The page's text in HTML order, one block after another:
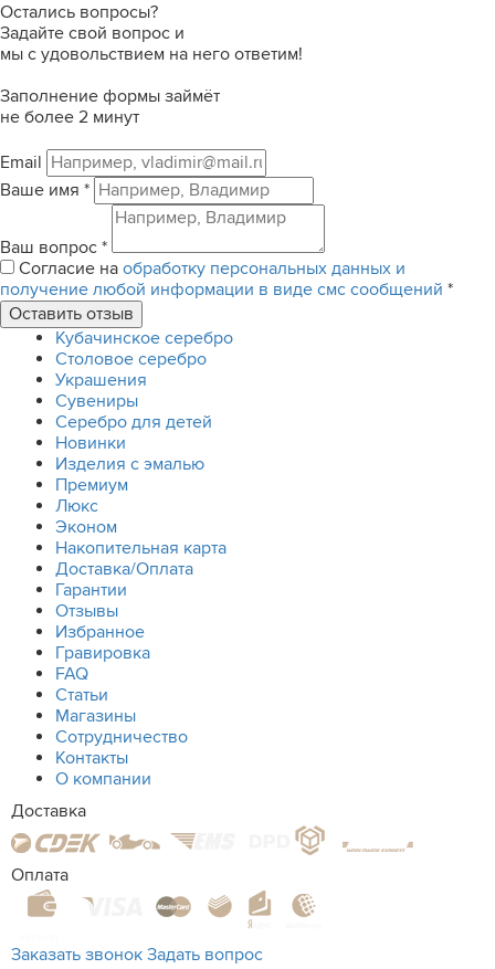
Остались вопросы?
Задайте свой вопрос и
мы с удовольствием на него ответим!
Заполнение формы займёт
не более 2 минут
Email
Ваше имя *
Ваш вопрос *
Согласие на обработку персональных данных и
получение любой информации в виде смс сообщений *
Кубачинское серебро
Столовое серебро
Украшения
Сувениры
Серебро для детей
Новинки
Изделия с эмалью
Премиум
Люкс
Эконом
Накопительная карта
Доставка/Оплата
Гарантии
Отзывы
Избранное
Гравировка
FAQ
Статьи
Магазины
Сотрудничество
Контакты
О компании
Доставка
Оплата
Заказать звонок Задать вопрос